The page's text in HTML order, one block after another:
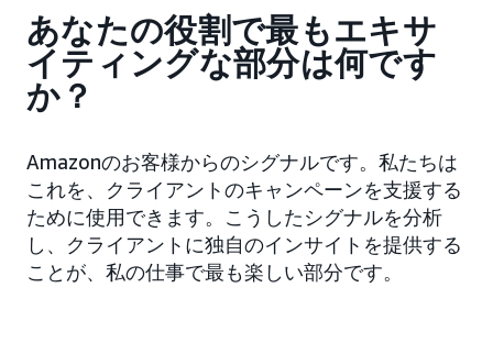
あなたの役割で最もエキサ
イティングな部分は何です
か？
Amazonのお客様からのシグナルです。私たちは
これを、クライアントのキャンペーンを支援する
ために使用できます。こうしたシグナルを分析
し、クライアントに独自のインサイトを提供する
ことが、私の仕事で最も楽しい部分です。